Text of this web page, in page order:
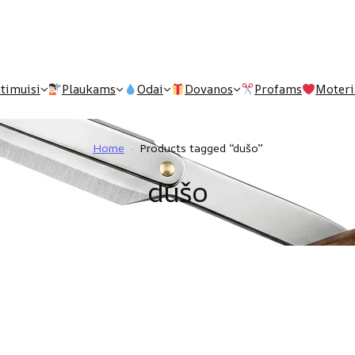
Plaukams
Pomados
Skystos priemonės
Šampūnas
Odai
Muilas
Dezodorantai
Veidui
Dovanos
Dovanų kuponai
Rinkiniai barzdai
Rinkiniai skutantiems
Profams
Home Products tagged “dušo”
dušo